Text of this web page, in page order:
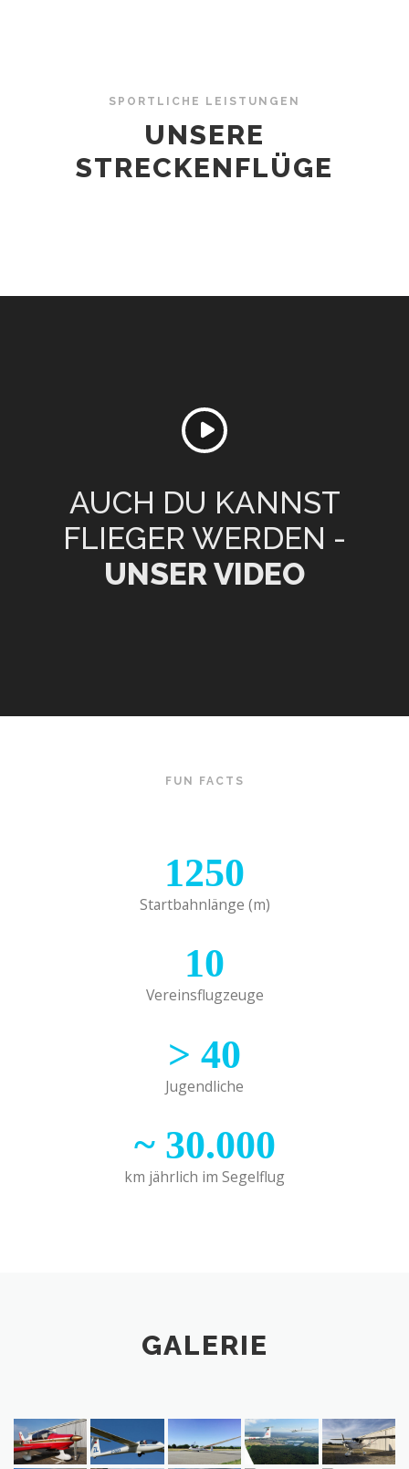
SPORTLICHE LEISTUNGEN
UNSERE
STRECKENFLÜGE
AUCH DU KANNST
FLIEGER WERDEN -
UNSER VIDEO
FUN FACTS
1250
Startbahnlänge (m)
10
Vereinsflugzeuge
> 40
Jugendliche
~ 30.000
km jährlich im Segelflug
GALERIE